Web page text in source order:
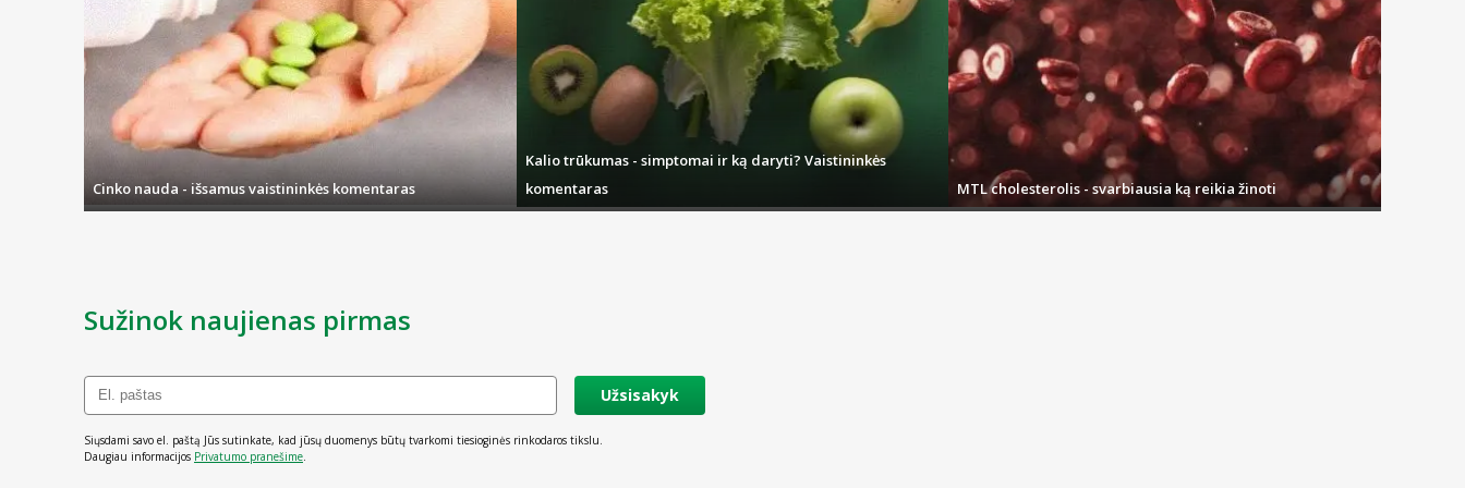
Dantenų gelis gali padėti jautrioms bei dažnai kraujuojančioms dantenoms.
Čia taip pat rasite ir kosmetinės paskirties priemonių, kurios padės užgožti nemalonų burnos kvapą ar sudrėkinti sausą burną.
Cinko nauda - išsamus vaistininkės komentaras
Kalio trūkumas - simptomai ir ką daryti? Vaistininkės
komentaras
MTL cholesterolis - svarbiausia ką reikia žinoti
Sužinok naujienas pirmas
Užsisakyk
Siųsdami savo el. paštą Jūs sutinkate, kad jūsų duomenys būtų tvarkomi tiesioginės rinkodaros tikslu.
Daugiau informacijos Privatumo pranešime